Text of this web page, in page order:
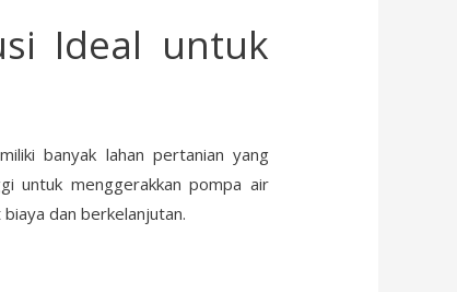
Ideal untuk
banyak lahan pertanian yang
untuk menggerakkan pompa air
dan berkelanjutan.